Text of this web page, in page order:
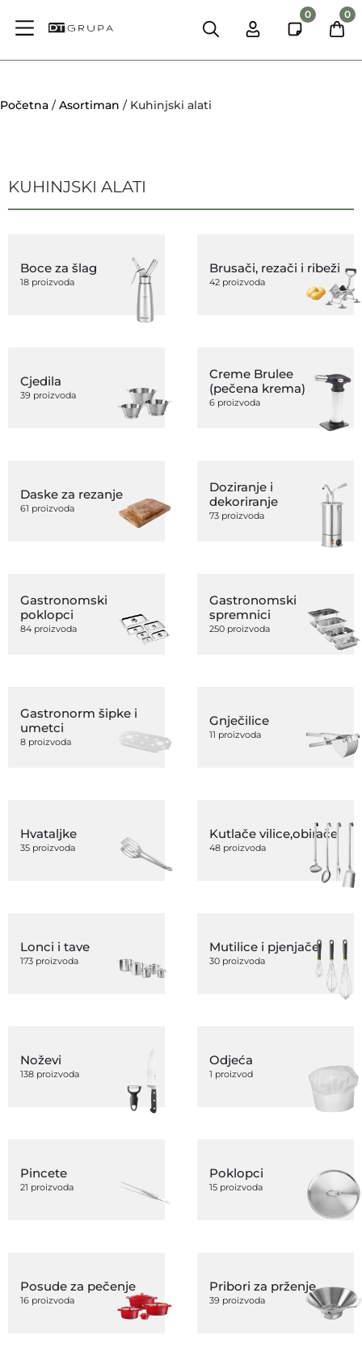
0 0
Početna /Asortiman / Kuhinjski alati
KUHINJSKI ALATI
Boce za šlag
18 proizvoda
Brusači, rezači i ribeži
42 proizvoda
Cjedila
39 proizvoda
Creme Brulee
(pečena krema)
6 proizvoda
Daske za rezanje
61 proizvoda
Doziranje i
dekoriranje
73 proizvoda
Gastronomski
poklopci
84 proizvoda
Gastronomski
spremnici
250 proizvoda
Gastronorm šipke i
umetci
8 proizvoda
Gnječilice
11 proizvoda
Hvataljke
35 proizvoda
Kutlače vilice,obirače
48 proizvoda
Lonci i tave
173 proizvoda
Mutilice i pjenjače
30 proizvoda
Noževi
138 proizvoda
Odjeća
1 proizvod
Pincete
21 proizvoda
Poklopci
15 proizvoda
Posude za pečenje
16 proizvoda
Pribori za prženje
39 proizvoda